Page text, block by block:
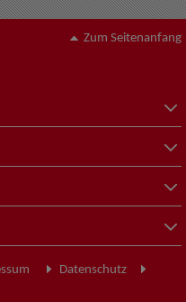
Zum Seitenanfang
Datenschutz